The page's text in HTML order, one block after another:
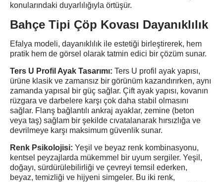
konularındaki duyarlılığıyla örtüşür.
Bahçe Tipi Çöp Kovası Dayanıklılık
Efalya modeli, dayanıklılık ile estetiği birleştirerek, hem
pratik hem de görsel olarak tatmin edici bir çözüm sunar.
Ters U Profil Ayak Tasarımı: Ters U profil ayak yapısı,
ürüne klasik ve zamansız bir görünüm kazandırırken, aynı
zamanda yapısal bir güç sağlar. Çift ayak yapısı, kovanın
rüzgara ve darbelere karşı çok daha stabil olmasını
sağlar. Flanş bağlantılı ankraj ayaklar, zemine (beton
veya taş) sağlam bir şekilde cıvatalanarak hırsızlığa ve
devrilmeye karşı maksimum güvenlik sunar.
Renk Psikolojisi: Yeşil ve beyaz renk kombinasyonu,
kentsel peyzajlarda mükemmel bir uyum sergiler. Yeşil,
doğayı, sürdürülebilirliği ve çevreyi temsil ederken,
beyaz, temizliği ve hijyeni simgeler. Bu iki renk,